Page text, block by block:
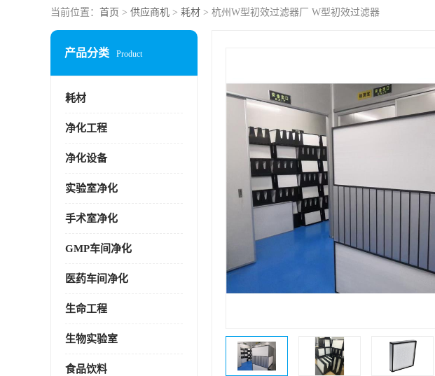
当前位置： 首页 > 供应商机 > 耗材 > 杭州W型初效过滤器厂 W型初效过滤器
产品分类 Product
耗材
净化工程
净化设备
实验室净化
手术室净化
GMP车间净化
医药车间净化
生命工程
生物实验室
食品饮料